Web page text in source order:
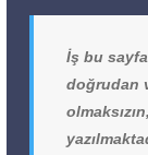
İş bu
doğrudan